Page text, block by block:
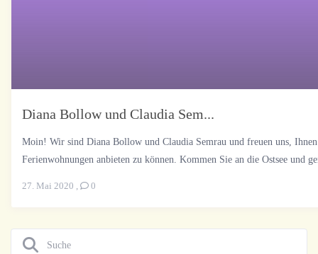
Diana Bollow und Claudia Sem...
Moin! Wir sind Diana Bollow und Claudia Semrau und freuen uns, Ihnen
Ferienwohnungen anbieten zu können. Kommen Sie an die Ostsee und
27. Mai 2020 , 0